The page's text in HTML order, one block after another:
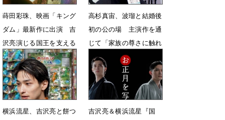
蒔田彩珠、映画「キング
ダム」最新作に出演 吉
沢亮演じる国王を支える
宮女役
4月3日 18時02分
高杉真宙、波瑠と結婚後
初の公の場 主演作を通
じて「家族の尊さに触れ
た」
1月9日 23時12分
横浜流星、吉沢亮と餅つ
吉沢亮＆横浜流星『国